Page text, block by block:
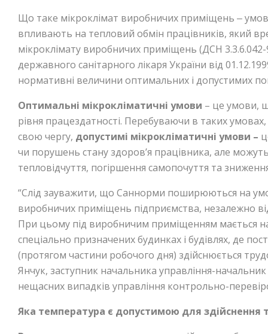
Що таке мікроклімат виробничих приміщень ‒
впливають на тепловий обмін працівників, який
мікроклімату виробничих приміщень (ДСН
державного санітарного лікаря України від
нормативні величини оптимальних і допустимих
Оптимальні мікрокліматичні умови – це умови,
рівня працездатності. Перебуваючи в таких
свою чергу, допустимі мікрокліматичні умови –
чи порушень стану здоров’я працівника, але
тепловідчуття, погіршення самопочуття та
“Слід зауважити, що Саннорми поширюються на
виробничих приміщень підприємства, незалежно
При цьому під виробничим приміщенням мається
спеціально призначених будинках і будівлях, де
(протягом частини робочого дня) здійснюється
Янчук, заступник начальника управління-начальник
нещасних випадків управління контрольно-
Яка температура є допустимою для здійснення